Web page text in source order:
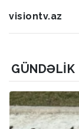
visiontv.az
GÜNDƏLIK